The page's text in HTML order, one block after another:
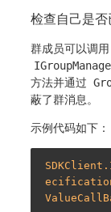
检查自己是否
群成员可以调用
方法并通过
蔽了群消息。
示例代码如下：